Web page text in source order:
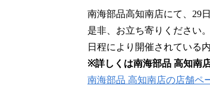
南海部品高知南店にて、29
是非、お立ち寄りください。
日程により開催されている
※詳しくは南海部品 高知南
南海部品 高知南店の店舗ペ